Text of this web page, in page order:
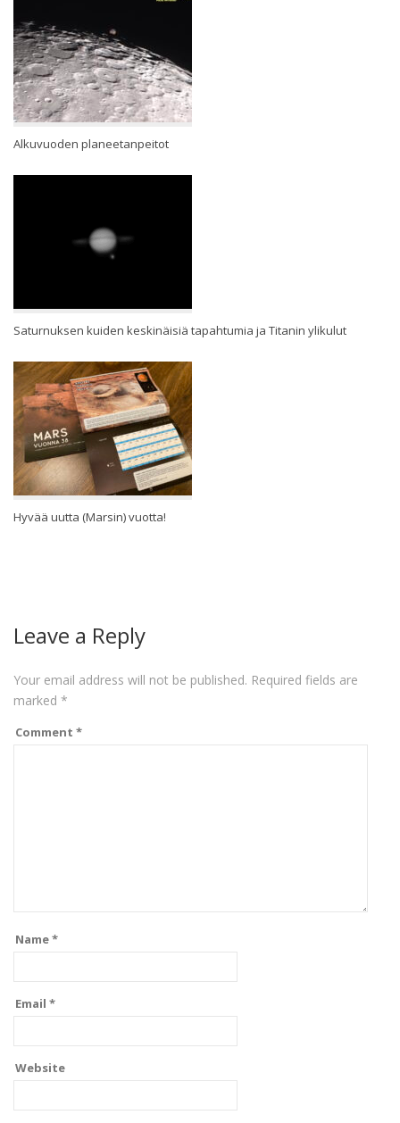
Alkuvuoden planeetanpeitot
Saturnuksen kuiden keskinäisiä tapahtumia ja Titanin ylikulut
Hyvää uutta (Marsin) vuotta!
Leave a Reply
Your email address will not be published. Required fields are
marked *
Comment *
Name*
Email *
Website